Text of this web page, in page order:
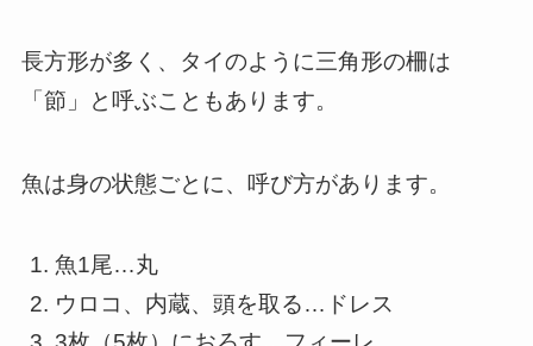
長方形が多く、タイのように三角形の柵は
「節」と呼ぶこともあります。
魚は身の状態ごとに、呼び方があります。
魚1尾…丸
ウロコ、内蔵、頭を取る…ドレス